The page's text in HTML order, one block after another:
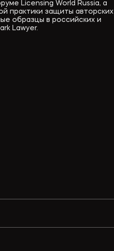
Licensing World Russia, а
практики защиты авторских
образцы в российских и
Lawyer.